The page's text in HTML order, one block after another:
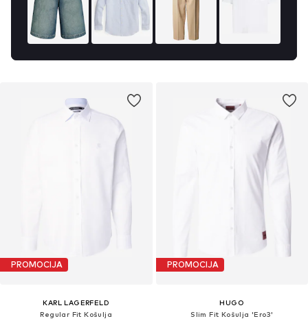
PROMOCIJA
KARL LAGERFELD
Regular Fit Košulja
PROMOCIJA
HUGO
Slim Fit Košulja 'Ero3'